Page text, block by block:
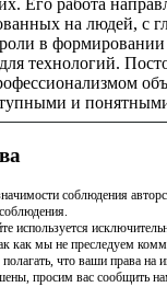
Его работа
на людей, с
в формировании
технологий.
и
соблюдения
используется
как мы не преследуем
что ваши права на
просим вас сообщить